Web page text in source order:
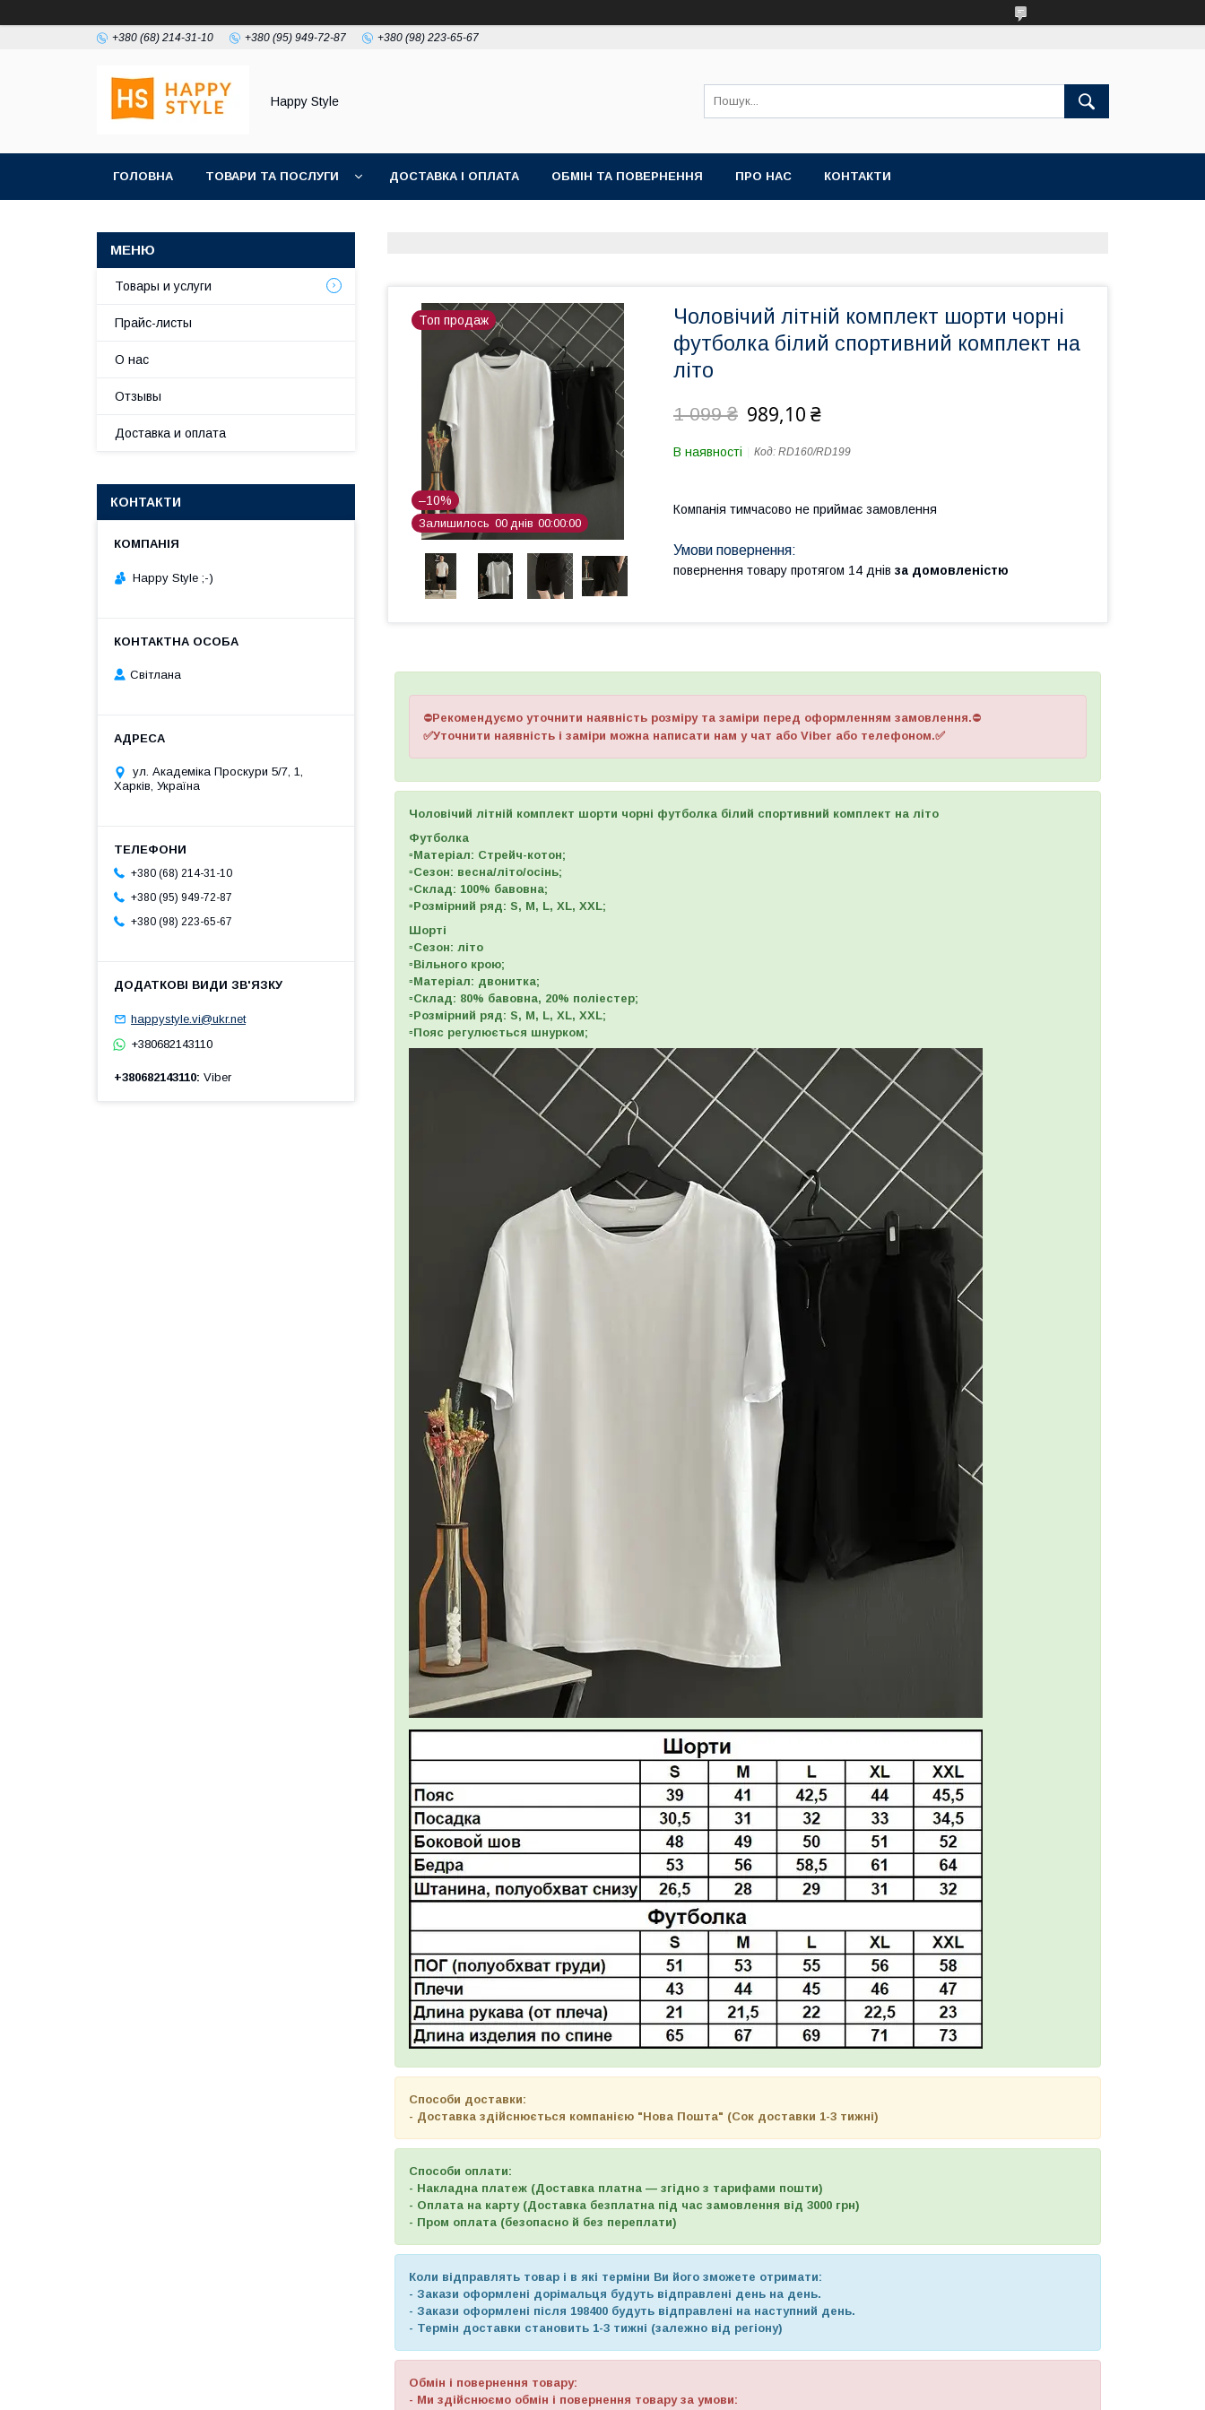
+380 (68) 214-31-10 +380 (95) 949-72-87 +380 (98) 223-65-67
Happy Style
ГОЛОВНА ТОВАРИ ТА ПОСЛУГИ ДОСТАВКА І ОПЛАТА ОБМІН ТА ПОВЕРНЕННЯ ПРО НАС КОНТАКТИ
Топ продаж
–10%
Залишилось 00 днів 00 00 00
Чоловічий літній комплект шорти чорні
футболка білий спортивний комплект на
літо
1 099 ₴ 989,10 ₴
В наявності Код: RD160/RD199
Компанія тимчасово не приймає замовлення
повернення товару протягом 14 днів за домовленістю
⛔Рекомендуємо уточнити наявність розміру та заміри перед оформленням замовлення.⛔
✅Уточнити наявність і заміри можна написати нам у чат або Viber або телефоном.✅
Чоловічий літній комплект шорти чорні футболка білий спортивний комплект на літо
Футболка
▫️Матеріал: Стрейч-котон;
▫️Сезон: весна/літо/осінь;
▫️Склад: 100% бавовна;
▫️Розмірний ряд: S, M, L, XL, XXL;
Шорті
▫️Сезон: літо
▫️Вільного крою;
▫️Матеріал: двонитка;
▫️Склад: 80% бавовна, 20% поліестер;
▫️Розмірний ряд: S, M, L, XL, XXL;
▫️Пояс регулюється шнурком;
Способи доставки:
- Доставка здійснюється компанією "Нова Пошта" (Сок доставки 1-3 тижні)
Способи оплати:
- Накладна платеж (Доставка платна — згідно з тарифами пошти)
- Оплата на карту (Доставка безплатна під час замовлення від 3000 грн)
- Пром оплата (безопасно й без переплати)
Коли відправлять товар і в які терміни Ви його зможете отримати:
- Закази оформлені дорімальця будуть відправлені день на день.
- Закази оформлені після 198400 будуть відправлені на наступний день.
- Термін доставки становить 1-3 тижні (залежно від регіону)
Обмін і повернення товару:
- Ми здійснюємо обмін і повернення товару за умови:
Товары и услуги
Прайс-листы
О нас
Отзывы
Доставка и оплата
КОНТАКТИ
Happy Style ;-)
Cвітлана
ул. Академіка Проскури 5/7, 1,
Харків, Україна
+380 (68) 214-31-10
+380 (95) 949-72-87
+380 (98) 223-65-67
happystyle.vi@ukr.net
+380682143110
+380682143110 Viber